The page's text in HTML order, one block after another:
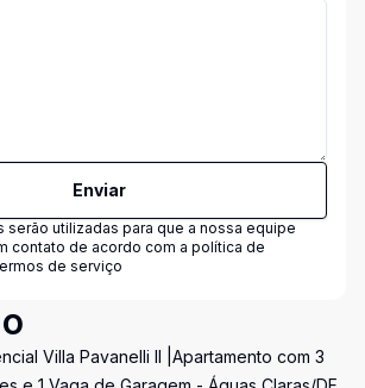
Enviar
serão utilizadas para que a nossa equipe
contato de acordo com a política de
de serviço
Villa Pavanelli II |Apartamento com 3